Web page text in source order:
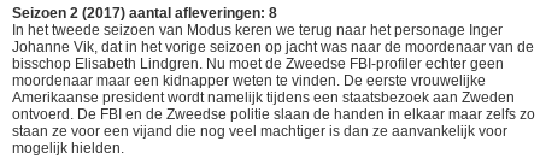
Seizoen 2 (2017) aantal afleveringen: 8
In het tweede seizoen van Modus keren we terug naar het personage Inger
Johanne Vik, dat in het vorige seizoen op jacht was naar de moordenaar van de
bisschop Elisabeth Lindgren. Nu moet de Zweedse FBI-profiler echter geen
moordenaar maar een kidnapper weten te vinden. De eerste vrouwelijke
Amerikaanse president wordt namelijk tijdens een staatsbezoek aan Zweden
ontvoerd. De FBI en de Zweedse politie slaan de handen in elkaar maar zelfs zo
staan ze voor een vijand die nog veel machtiger is dan ze aanvankelijk voor
mogelijk hielden.